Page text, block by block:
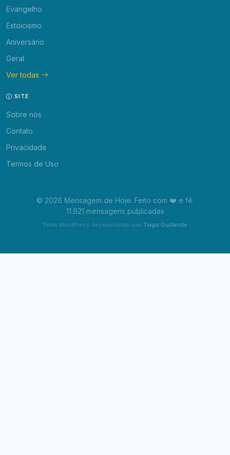
Evangelho
Estoicismo
Aniversário
Geral
Ver todas
SITE
Sobre nós
Contato
Privacidade
Termos de Uso
© 2026 Mensagem de Hoje. Feito com ❤️ e fé.
11.921 mensagens publicadas
Tema WordPress desenvolvido por Tiago Guillande